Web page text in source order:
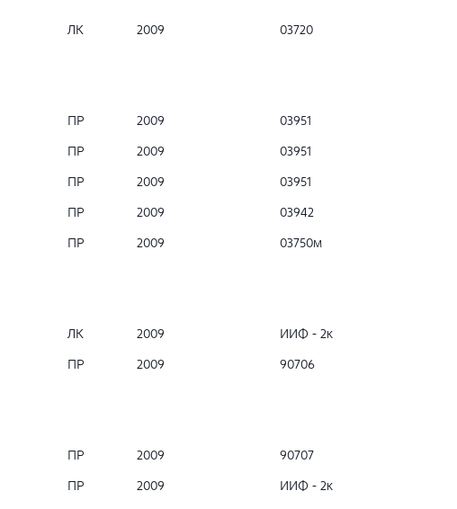
ЛК 2009 03720
ПР 2009 03951
ПР 2009 03951
ПР 2009 03951
ПР 2009 03942
ПР 2009 03750м
ЛК 2009 ИИФ - 2к
ПР 2009 90706
ПР 2009 90707
ПР 2009 ИИФ - 2к